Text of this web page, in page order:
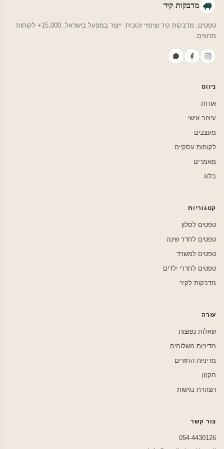
מדבקות קיר
טפטים, מדבקות קיר וציפויי זכוכית. ייצור במפעל בישראל. 15,000+ לקוחות
מרוצים.
ניווט
אודות
עיצוב אישי
מעצבים
לקוחות עסקיים
מאמרים
בלוג
קטגוריות
טפטים לסלון
טפטים לחדר שינה
טפטים למשרד
טפטים לחדרי ילדים
מדבקות לקיר
עזרה
שאלות נפוצות
מדיניות משלוחים
מדיניות החזרים
תקנון
הצהרת נגישות
צור קשר
054-4430126